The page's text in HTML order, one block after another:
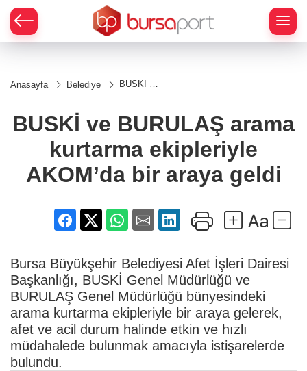
Anasayfa Belediye
BUSKİ ve
kurtarma
ekipleriyle
bir araya
geldi
BUSKİ ve BURULAŞ arama
kurtarma ekipleriyle
AKOM’da bir araya geldi
Bursa Büyükşehir Belediyesi Afet İşleri Dairesi
Başkanlığı, BUSKİ Genel Müdürlüğü ve
BURULAŞ Genel Müdürlüğü bünyesindeki
arama kurtarma ekipleriyle bir araya gelerek,
afet ve acil durum halinde etkin ve hızlı
müdahalede bulunmak amacıyla istişarelerde
bulundu.